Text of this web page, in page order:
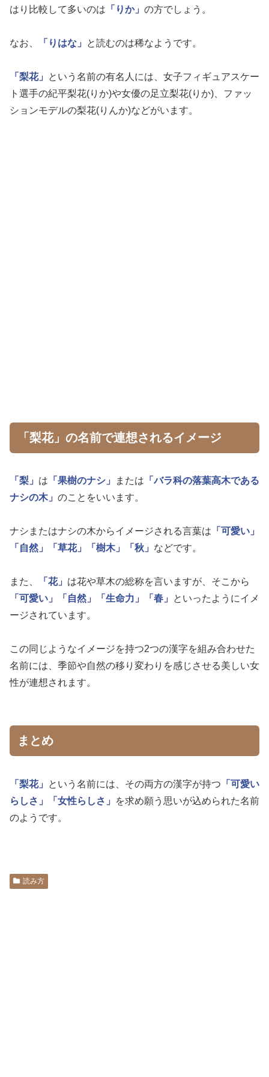
はり比較して多いのは 「りか」 の方でしょう。
なお、 「りはな」 と読むのは稀なようです。
「梨花」
という名前の有名人には、女子フィギュアスケー
ト選手の紀平梨花(りか)や女優の足立梨花(りか)、ファッ
ションモデルの梨花(りんか)などがいます。
「梨花」の名前で連想されるイメージ
「梨」 は 「果樹のナシ」 または 「バラ科の落葉高木である
ナシの木」 のことをいいます。
ナシまたはナシの木からイメージされる言葉は 「可愛い」
「自然」
「草花」 「樹木」 「秋」 などです。
また、 「花」 は花や草木の総称を言いますが、そこから
「可愛い」
「自然」 「生命力」 「春」
といったようにイメ
ージされています。
この同じようなイメージを持つ2つの漢字を組み合わせた
名前には、季節や自然の移り変わりを感じさせる美しい女
性が連想されます。
まとめ
「梨花」 という名前には、その両方の漢字が持つ 「可愛い
らしさ」
「女性らしさ」
を求め願う思いが込められた名前
のようです。
読み方